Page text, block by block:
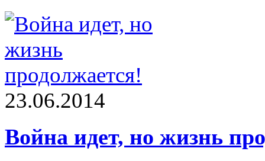
23.06.2014
Война идет, но жизнь